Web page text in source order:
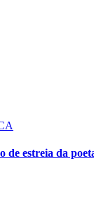
de estreia da